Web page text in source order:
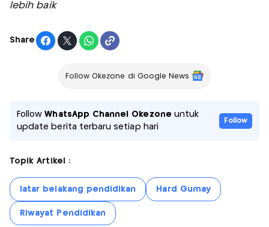
lebih baik
Share
Follow Okezone di Google News
FollowWhatsApp Channel Okezone untuk
update berita terbaru setiap hari
Follow
Topik Artikel :
latar belakang pendidikan Hard Gumay
Riwayat Pendidikan